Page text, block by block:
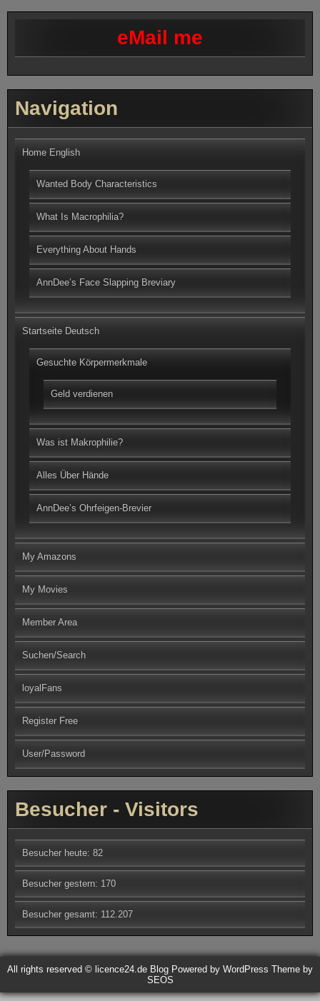
eMail me
Navigation
Home English
Wanted Body Characteristics
What Is Macrophilia?
Everything About Hands
AnnDee’s Face Slapping Breviary
Startseite Deutsch
Gesuchte Körpermerkmale
Geld verdienen
Was ist Makrophilie?
Alles Über Hände
AnnDee’s Ohrfeigen-Brevier
My Amazons
My Movies
Member Area
Suchen/Search
loyalFans
Register Free
User/Password
Besucher - Visitors
Besucher heute: 82
Besucher gestern: 170
Besucher gesamt: 112.207
All rights reserved © licence24.de Blog Powered by WordPress Theme by
SEOS